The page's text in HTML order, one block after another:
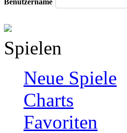
Benutzername
Spielen
Neue Spiele
Charts
Favoriten